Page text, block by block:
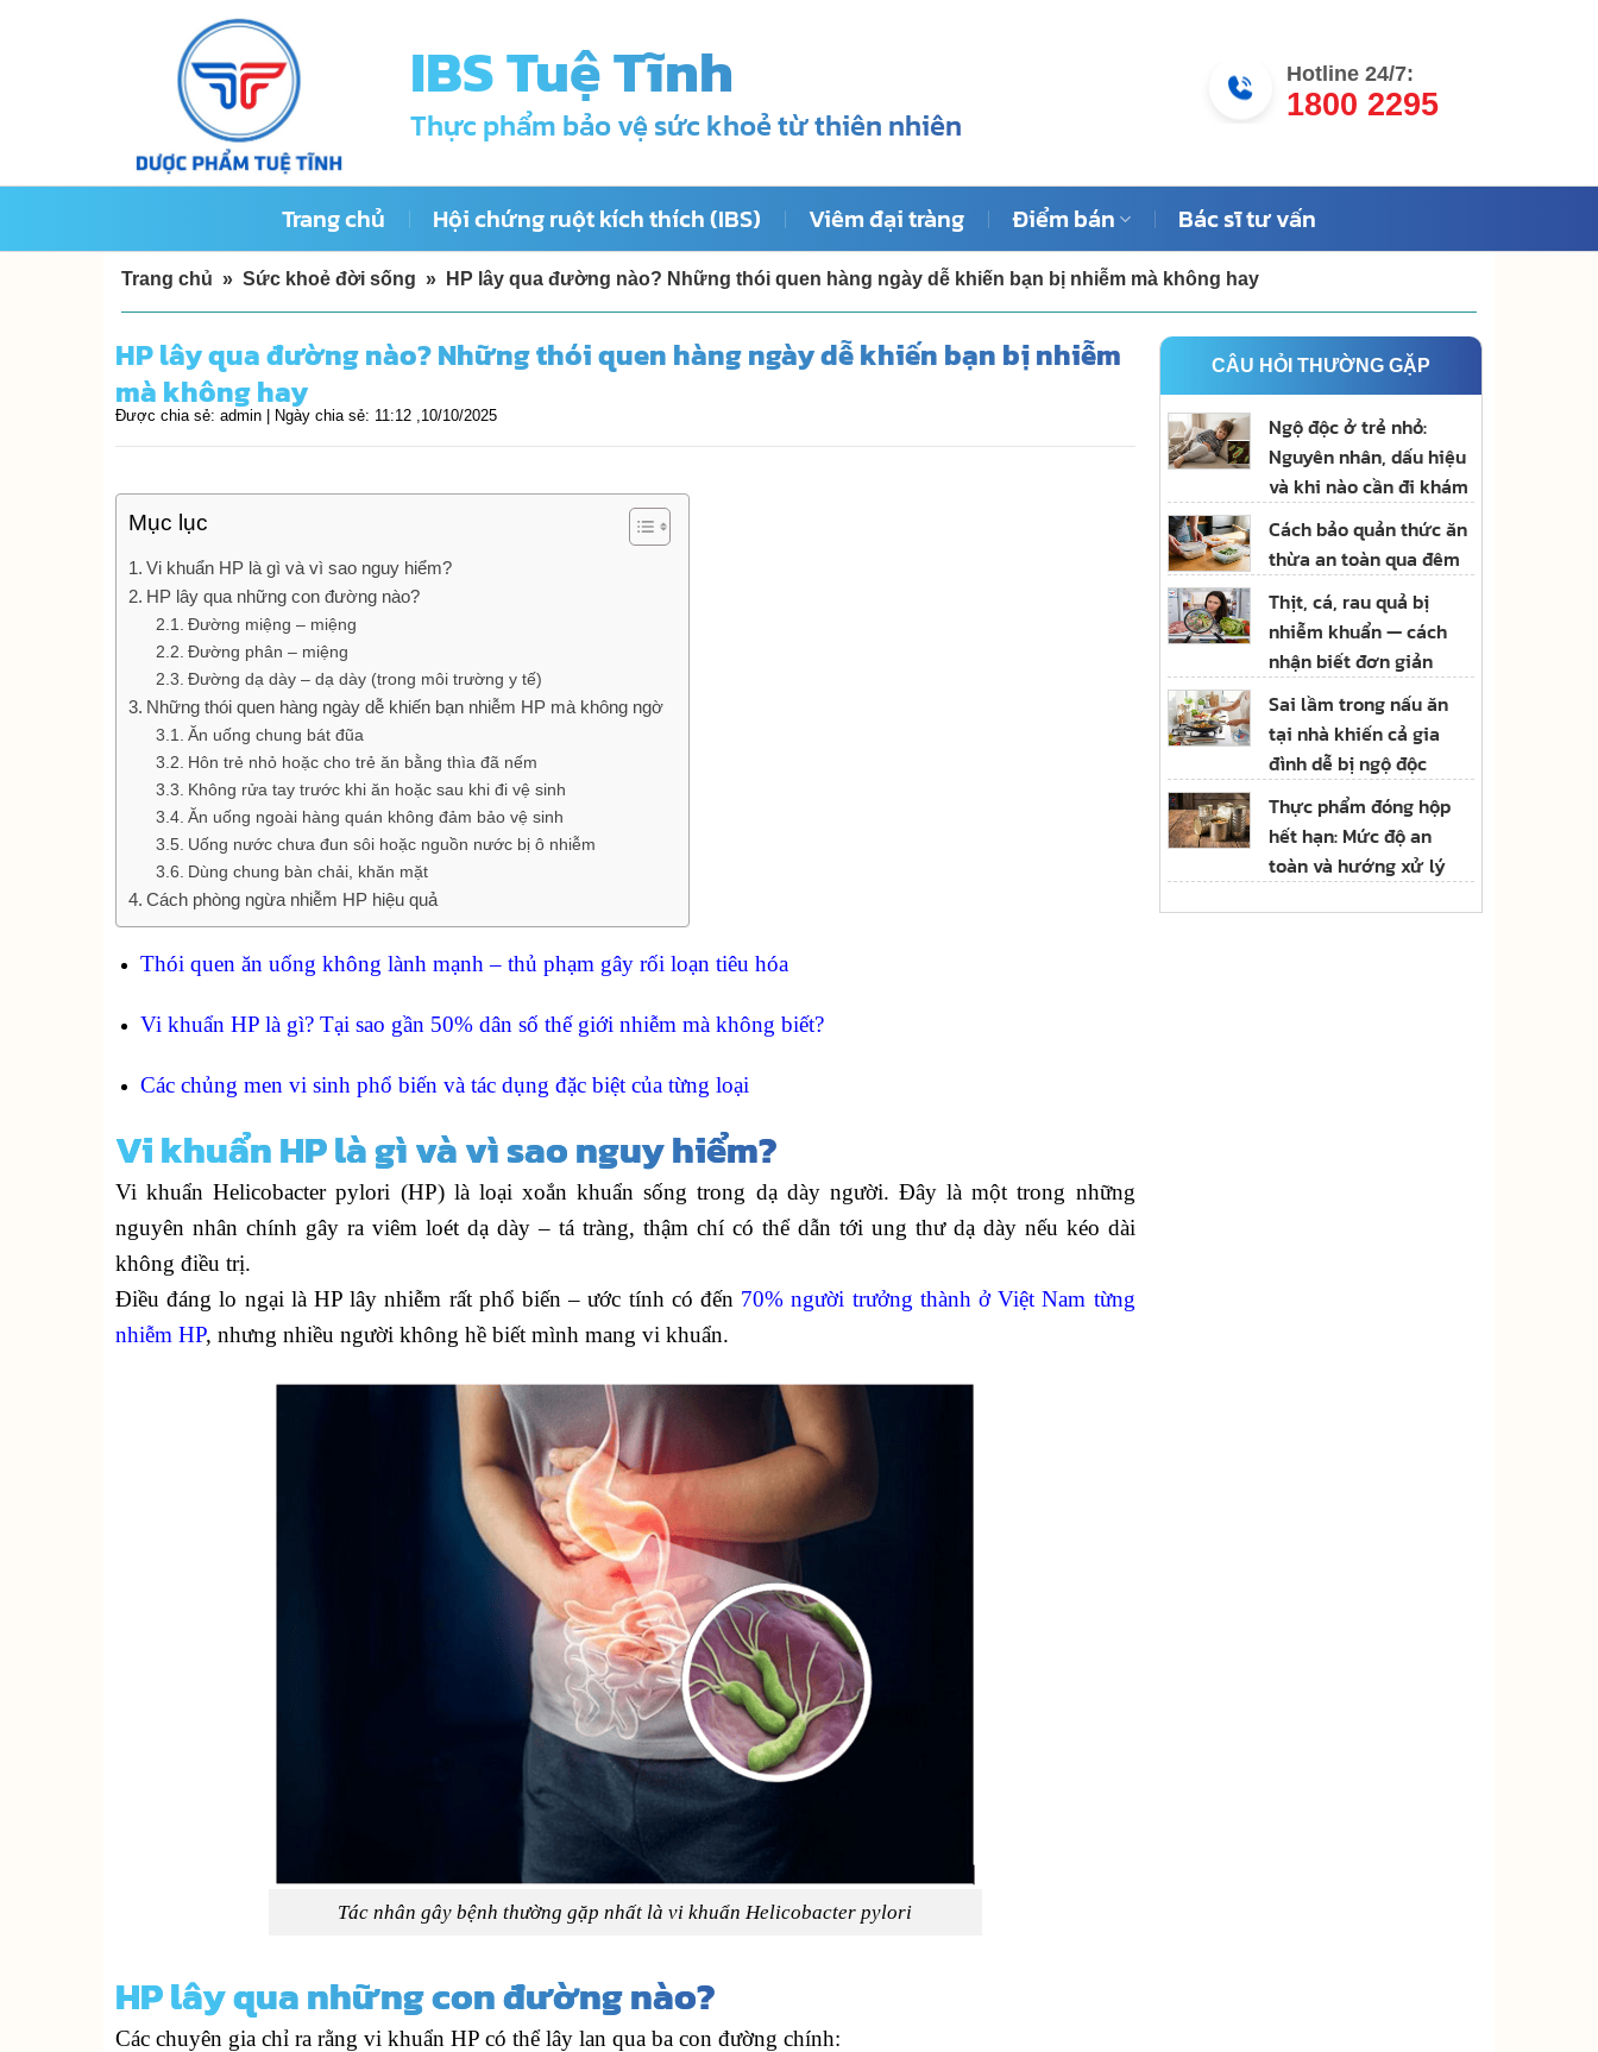
IBS Tuệ Tĩnh
Thực phẩm bảo vệ sức khoẻ từ thiên nhiên
Hotline 24/7:
1800 2295
Trang chủ Hội chứng ruột kích thích (IBS) Viêm đại tràng Điểm bán Bác sĩ tư vấn
Trang chủ » Sức khoẻ đời sống » HP lây qua đường nào? Những thói quen hàng ngày dễ khiến bạn bị nhiễm mà không hay
HP lây qua đường nào? Những thói quen hàng ngày dễ khiến bạn bị nhiễm
mà không hay
Được chia sẻ: admin | Ngày chia sẻ: 11:12 ,10/10/2025
Mục lục
Vi khuẩn HP là gì và vì sao nguy hiểm?
HP lây qua những con đường nào?
Đường miệng – miệng
Đường phân – miệng
Đường dạ dày – dạ dày (trong môi trường y tế)
Những thói quen hàng ngày dễ khiến bạn nhiễm HP mà không ngờ
Ăn uống chung bát đũa
Hôn trẻ nhỏ hoặc cho trẻ ăn bằng thìa đã nếm
Không rửa tay trước khi ăn hoặc sau khi đi vệ sinh
Ăn uống ngoài hàng quán không đảm bảo vệ sinh
Uống nước chưa đun sôi hoặc nguồn nước bị ô nhiễm
Dùng chung bàn chải, khăn mặt
Cách phòng ngừa nhiễm HP hiệu quả
Thói quen ăn uống không lành mạnh – thủ phạm gây rối loạn tiêu hóa
Vi khuẩn HP là gì? Tại sao gần 50% dân số thế giới nhiễm mà không biết?
Các chủng men vi sinh phổ biến và tác dụng đặc biệt của từng loại
Vi khuẩn HP là gì và vì sao nguy hiểm?
Vi khuẩn Helicobacter pylori (HP) là loại xoắn khuẩn sống trong dạ dày người. Đây là một trong những
nguyên nhân chính gây ra viêm loét dạ dày – tá tràng, thậm chí có thể dẫn tới ung thư dạ dày nếu kéo dài
không điều trị.
Điều đáng lo ngại là HP lây nhiễm rất phổ biến – ước tính có đến 70% người trưởng thành ở Việt Nam từng
nhiễm HP, nhưng nhiều người không hề biết mình mang vi khuẩn.
Tác nhân gây bệnh thường gặp nhất là vi khuẩn Helicobacter pylori
HP lây qua những con đường nào?
Các chuyên gia chỉ ra rằng vi khuẩn HP có thể lây lan qua ba con đường chính:
CÂU HỎI THƯỜNG GẶP
Ngộ độc ở trẻ nhỏ:
Nguyên nhân, dấu hiệu
và khi nào cần đi khám
Cách bảo quản thức ăn
thừa an toàn qua đêm
Thịt, cá, rau quả bị
nhiễm khuẩn — cách
nhận biết đơn giản
Sai lầm trong nấu ăn
tại nhà khiến cả gia
đình dễ bị ngộ độc
Thực phẩm đóng hộp
hết hạn: Mức độ an
toàn và hướng xử lý